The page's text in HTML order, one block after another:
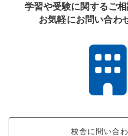
学習や受験に関するご相
お気軽にお問い合わ
校舎に問い合